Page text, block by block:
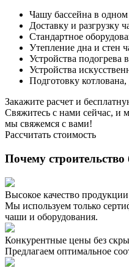
Чашу бассейна в
Доставку и разгрузку
Стандартное
Утепление дна и стен
Устройства
Устройства
Подготовку
Закажите расчет и
Свяжитесь с нами сейчас, и
мы свяжемся с вами!
Рассчитать стоимость
Почему
Высокое качество продукции
Мы используем только
чаши и оборудования.
Конкурентные цены без
Предлагаем оптимальное